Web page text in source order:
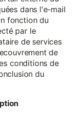
dans l'e-mail
fonction du
par le
de services
de
conditions de
du